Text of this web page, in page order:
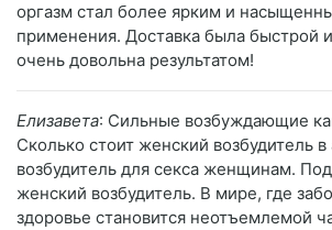
оргазм стал более ярким и
применения. Доставка была быстрой
очень довольна результатом!
Елизавета: Сильные возбуждающие
Сколько стоит женский возбудитель в
возбудитель для секса женщинам.
женский возбудитель. В мире, где
здоровье становится неотъемлемой